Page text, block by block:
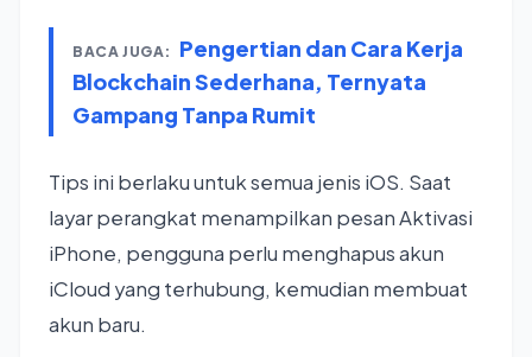
BACA JUGA:
Pengertian dan Cara Kerja
Blockchain Sederhana, Ternyata
Gampang Tanpa Rumit
Tips ini berlaku untuk semua jenis iOS. Saat
layar perangkat menampilkan pesan Aktivasi
iPhone, pengguna perlu menghapus akun
iCloud yang terhubung, kemudian membuat
akun baru.